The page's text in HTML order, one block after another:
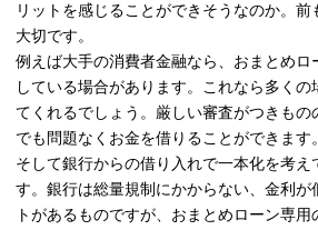
リットを感じることができそうなのか。
大切です。
例えば大手の消費者金融なら、おまとめ
している場合があります。これなら多くの
てくれるでしょう。厳しい審査がつきも
でも問題なくお金を借りることができます。
そして銀行からの借り入れで一本化を考
す。銀行は総量規制にかからない、金利が
トがあるものですが、おまとめローン専用